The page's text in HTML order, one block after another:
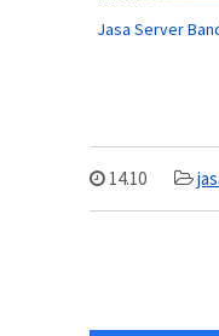
Jasa Server
14.10